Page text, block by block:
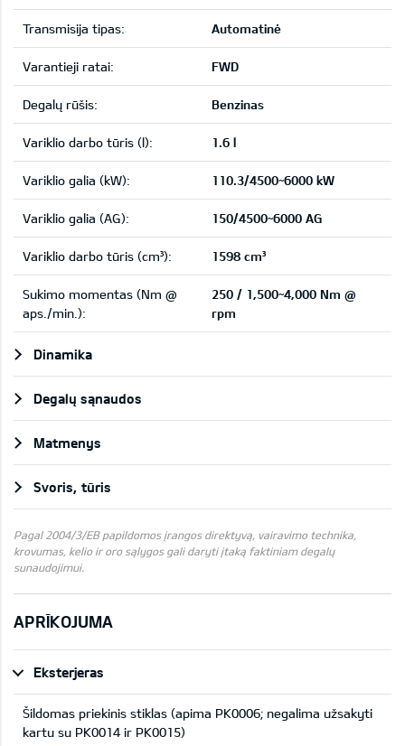
Transmisija tipas: Automatinė
Varantieji ratai: FWD
Degalų rūšis: Benzinas
Variklio darbo tūris (l): 1.6 l
Variklio galia (kW): 110.3/4500~6000 kW
Variklio galia (AG): 150/4500~6000 AG
Variklio darbo tūris (cm³): 1598 cm³
Sukimo momentas (Nm @
aps./min.):
250 / 1,500~4,000 Nm @
rpm
Dinamika
Degalų sąnaudos
Matmenys
Svoris, tūris
Pagal 2004/3/EB papildomos įrangos direktyvą, vairavimo technika,
krovumas, kelio ir oro sąlygos gali daryti įtaką faktiniam degalų
sunaudojimui.
APRĪKOJUMA
Eksterjeras
Šildomas priekinis stiklas (apima PK0006; negalima užsakyti
kartu su PK0014 ir PK0015)